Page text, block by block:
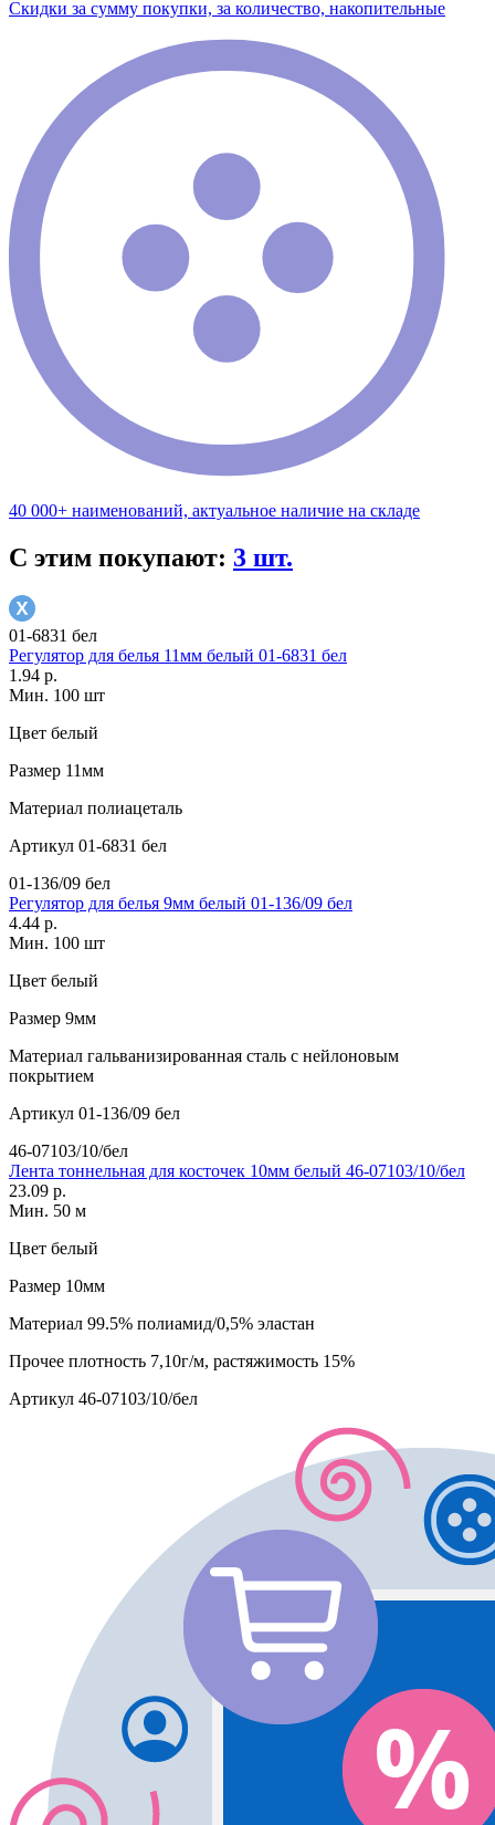
Скидки за сумму покупки, за количество, накопительные
40 000+ наименований, актуальное наличие на складе
С этим покупают: 3 шт.
01-6831 бел
Регулятор для белья 11мм белый 01-6831 бел
1.94 р.
Мин. 100 шт
Цвет белый
Размер 11мм
Материал полиацеталь
Артикул 01-6831 бел
01-136/09 бел
Регулятор для белья 9мм белый 01-136/09 бел
4.44 р.
Мин. 100 шт
Цвет белый
Размер 9мм
Материал гальванизированная сталь с нейлоновым
покрытием
Артикул 01-136/09 бел
46-07103/10/бел
Лента тоннельная для косточек 10мм белый 46-07103/10/бел
23.09 р.
Мин. 50 м
Цвет белый
Размер 10мм
Материал 99.5% полиамид/0,5% эластан
Прочее плотность 7,10г/м, растяжимость 15%
Артикул 46-07103/10/бел